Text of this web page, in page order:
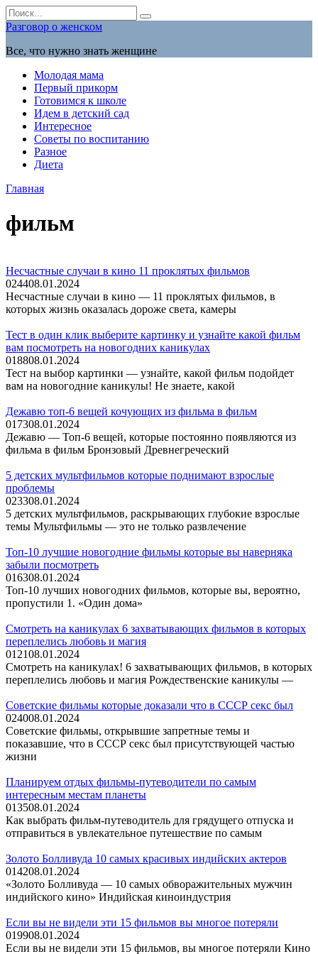
Перейти
к
содержанию
Search
for:
Разговор о женском
Все, что нужно знать женщине
Молодая мама
Первый прикорм
Готовимся к школе
Идем в детский сад
Интересное
Советы по воспитанию
Разное
Диета
Главная
фильм
Несчастные случаи в кино 11 проклятых фильмов
024408.01.2024
Несчастные случаи в кино — 11 проклятых фильмов, в
которых жизнь оказалась дороже света, камеры
Тест в один клик выберите картинку и узнайте какой фильм
вам посмотреть на новогодних каникулах
018808.01.2024
Тест на выбор картинки — узнайте, какой фильм подойдет
вам на новогодние каникулы! Не знаете, какой
Дежавю топ-6 вещей кочующих из фильма в фильм
017308.01.2024
Дежавю — Топ-6 вещей, которые постоянно появляются из
фильма в фильм Бронзовый Древнегреческий
5 детских мультфильмов которые поднимают взрослые
проблемы
023308.01.2024
5 детских мультфильмов, раскрывающих глубокие взрослые
темы Мультфильмы — это не только развлечение
Топ-10 лучшие новогодние фильмы которые вы наверняка
забыли посмотреть
016308.01.2024
Топ-10 лучших новогодних фильмов, которые вы, вероятно,
пропустили 1. «Один дома»
Смотреть на каникулах 6 захватывающих фильмов в которых
переплелись любовь и магия
012108.01.2024
Смотреть на каникулах! 6 захватывающих фильмов, в которых
переплелись любовь и магия Рождественские каникулы —
Советские фильмы которые доказали что в СССР секс был
024008.01.2024
Советские фильмы, открывшие запретные темы и
показавшие, что в СССР секс был присутствующей частью
жизни
Планируем отдых фильмы-путеводители по самым
интересным местам планеты
013508.01.2024
Как выбрать фильм-путеводитель для грядущего отпуска и
отправиться в увлекательное путешествие по самым
Золото Болливуда 10 самых красивых индийских актеров
014208.01.2024
«Золото Болливуда — 10 самых обворажительных мужчин
индийского кино» Индийская киноиндустрия
Если вы не видели эти 15 фильмов вы многое потеряли
019908.01.2024
Если вы не видели эти 15 фильмов, вы многое потеряли Кино